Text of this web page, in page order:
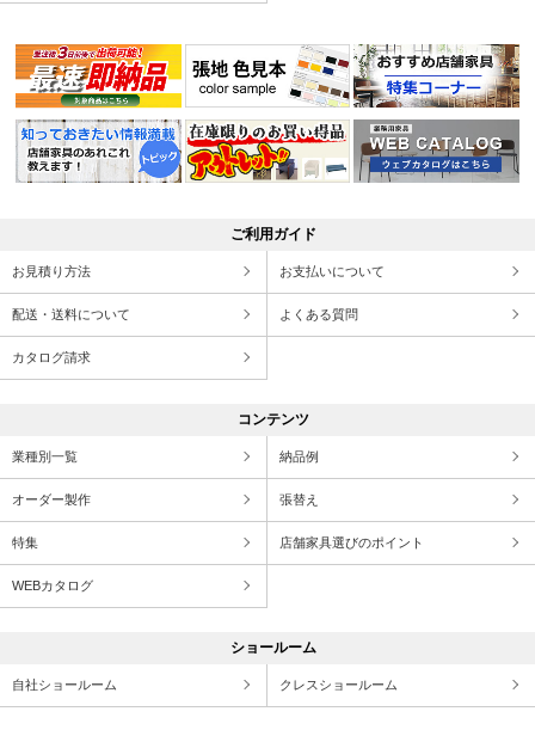
ご利用ガイド
お見積り方法 お支払いについて
配送・送料について よくある質問
カタログ請求
コンテンツ
業種別一覧 納品例
オーダー製作 張替え
特集 店舗家具選びのポイント
WEBカタログ
ショールーム
自社ショールーム クレスショールーム